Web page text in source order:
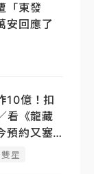
「東發
安回應了
10億！扣
看《龍藏
預約又塞
星